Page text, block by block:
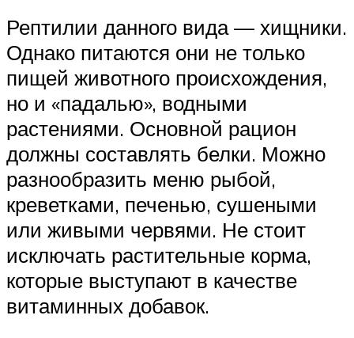
Рептилии данного вида — хищники.
Однако питаются они не только
пищей животного происхождения,
но и «падалью», водными
растениями. Основной рацион
должны составлять белки. Можно
разнообразить меню рыбой,
креветками, печенью, сушеными
или живыми червями. Не стоит
исключать растительные корма,
которые выступают в качестве
витаминных добавок.